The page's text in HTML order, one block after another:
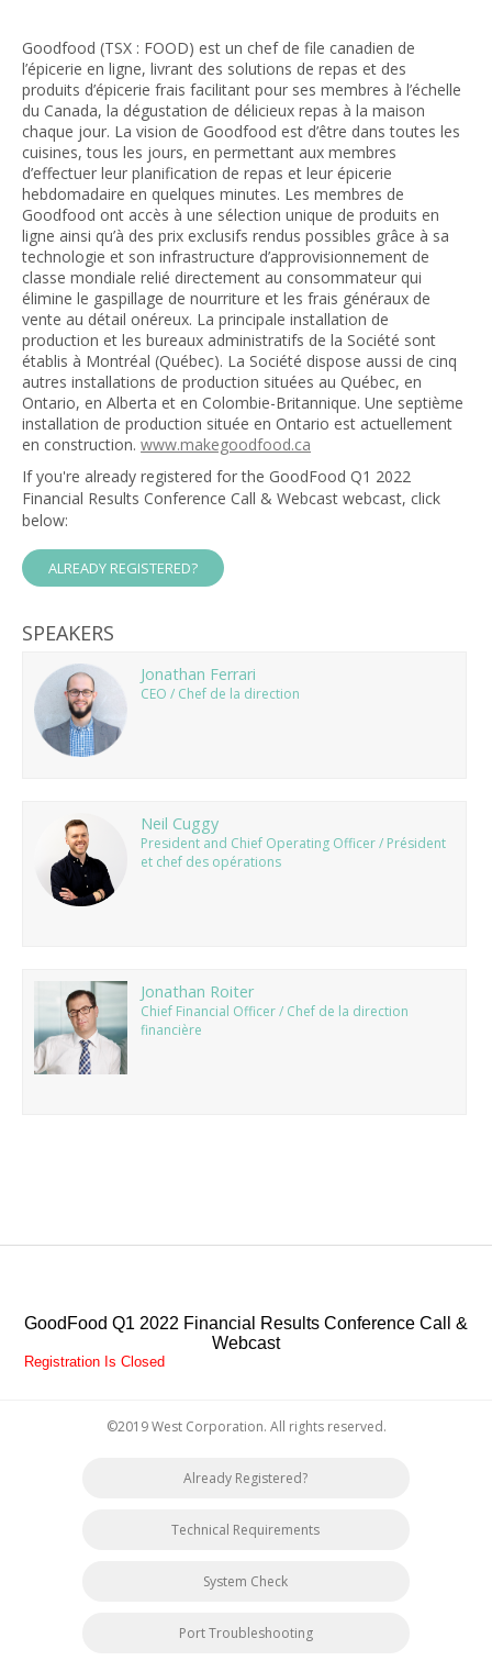
Goodfood (TSX : FOOD) est un chef de file canadien de
l’épicerie en ligne, livrant des solutions de repas et des
produits d’épicerie frais facilitant pour ses membres à l’échelle
du Canada, la dégustation de délicieux repas à la maison
chaque jour. La vision de Goodfood est d’être dans toutes les
cuisines, tous les jours, en permettant aux membres
d’effectuer leur planification de repas et leur épicerie
hebdomadaire en quelques minutes. Les membres de
Goodfood ont accès à une sélection unique de produits en
ligne ainsi qu’à des prix exclusifs rendus possibles grâce à sa
technologie et son infrastructure d’approvisionnement de
classe mondiale relié directement au consommateur qui
élimine le gaspillage de nourriture et les frais généraux de
vente au détail onéreux. La principale installation de
production et les bureaux administratifs de la Société sont
établis à Montréal (Québec). La Société dispose aussi de cinq
autres installations de production situées au Québec, en
Ontario, en Alberta et en Colombie-Britannique. Une septième
installation de production située en Ontario est actuellement
en construction. www.makegoodfood.ca
If you're already registered for the GoodFood Q1 2022
Financial Results Conference Call & Webcast webcast, click
below:
ALREADY REGISTERED?
SPEAKERS
Jonathan Ferrari
CEO / Chef de la direction
Neil Cuggy
President and Chief Operating Officer / Président
et chef des opérations
Jonathan Roiter
Chief Financial Officer / Chef de la direction
financière
GoodFood Q1 2022 Financial Results Conference Call &
Webcast
Registration Is Closed
©2019 West Corporation. All rights reserved.
Already Registered?
Technical Requirements
System Check
Port Troubleshooting